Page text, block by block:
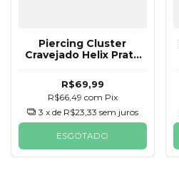
Piercing Cluster
Cravejado Helix Prata
R$69,99
R$66,49 com Pix
3 x de R$23,33 sem juros
ESGOTADO